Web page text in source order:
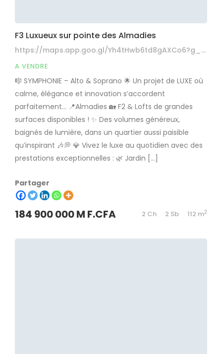
F3 Luxueux sur pointe des Almadies
https://maps.app.goo.gl/Yh4tHwb6td8gAXCo6?g_st=iw
A VENDRE
🎼 SYMPHONIE – Alto & Soprano 🌟 Un projet de LUXE où
calme, élégance et innovation s’accordent
parfaitement… 📍Almadies 🏡 F2 & Lofts de grandes
surfaces disponibles ! ✨ Des volumes généreux,
baignés de lumière, dans un quartier aussi paisible
qu’inspirant 🎶💭 💎 Vivez le luxe au quotidien avec des
prestations exceptionnelles : 🌿 Jardin […]
Partager
184 900 000 M F.CFA 2 Ch 2 Sb 112 m2